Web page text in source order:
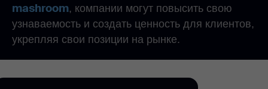
mashroom, компании могут повысить свою
узнаваемость и создать ценность для клиентов,
укрепляя свои позиции на рынке.